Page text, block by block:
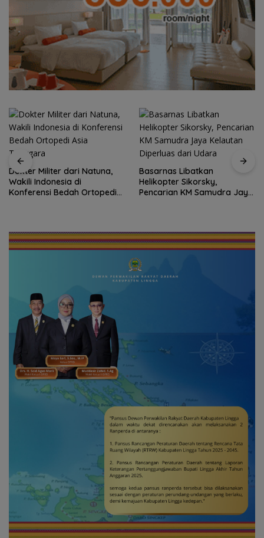
Dokter Militer dari Natuna,
Wakili Indonesia di
Konferensi Bedah Ortopedi
Basarnas Libatkan
Helikopter Sikorsky,
Pencarian KM Samudra Jaya